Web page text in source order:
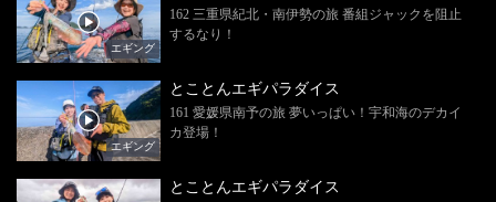
エギング
162 三重県紀北・南伊勢の旅 番組ジャックを阻止
するなり！
エギング
とことんエギパラダイス
161 愛媛県南予の旅 夢いっぱい！宇和海のデカイ
カ登場！
とことんエギパラダイス